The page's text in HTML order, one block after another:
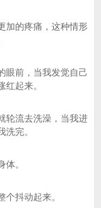
加的疼痛，这种情形
眼前，当我发觉自己
起来。
轮流去洗澡，当我进
完。
。
抖动起来。